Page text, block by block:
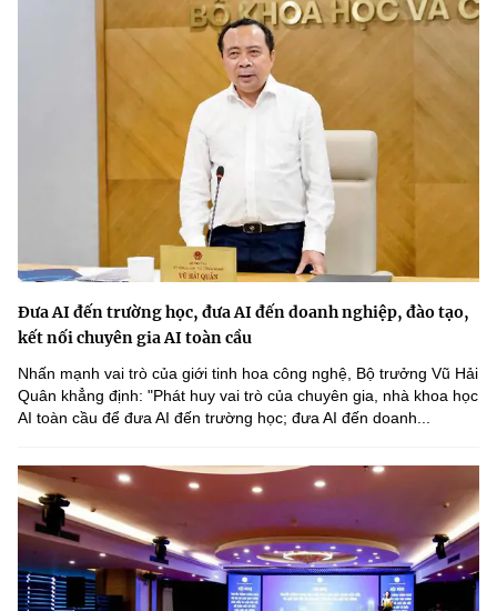
Đưa AI đến trường học, đưa AI đến doanh nghiệp, đào tạo,
kết nối chuyên gia AI toàn cầu
Nhấn mạnh vai trò của giới tinh hoa công nghệ, Bộ trưởng Vũ Hải
Quân khẳng định: "Phát huy vai trò của chuyên gia, nhà khoa học
AI toàn cầu để đưa AI đến trường học; đưa AI đến doanh...